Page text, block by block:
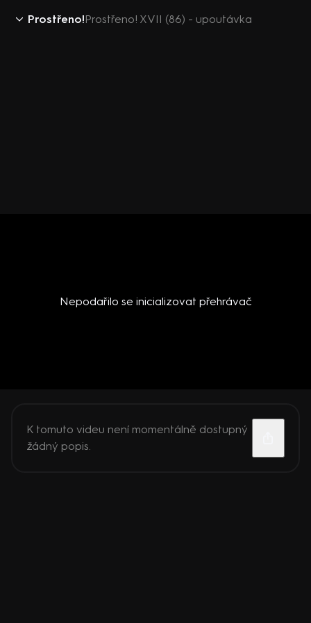
Prostřeno!Prostřeno! XVII (86) - upoutávka
Nepodařilo se inicializovat přehrávač
K tomuto videu není momentálně dostupný
žádný popis.